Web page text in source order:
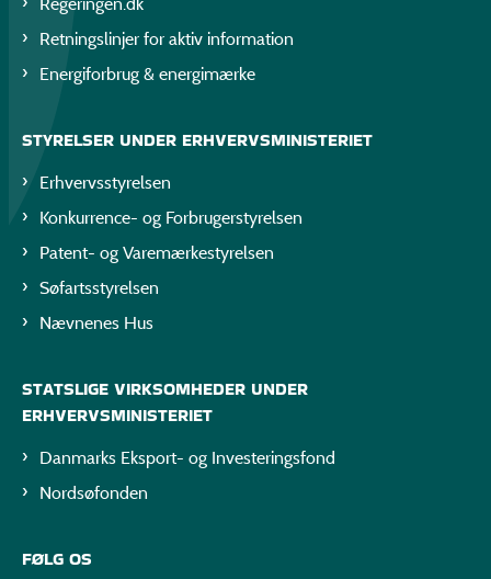
Regeringen.dk
Retningslinjer for aktiv information
Energiforbrug & energimærke
STYRELSER UNDER ERHVERVSMINISTERIET
Erhvervsstyrelsen
Konkurrence- og Forbrugerstyrelsen
Patent- og Varemærkestyrelsen
Søfartsstyrelsen
Nævnenes Hus
STATSLIGE VIRKSOMHEDER UNDER
ERHVERVSMINISTERIET
Danmarks Eksport- og Investeringsfond
Nordsøfonden
FØLG OS